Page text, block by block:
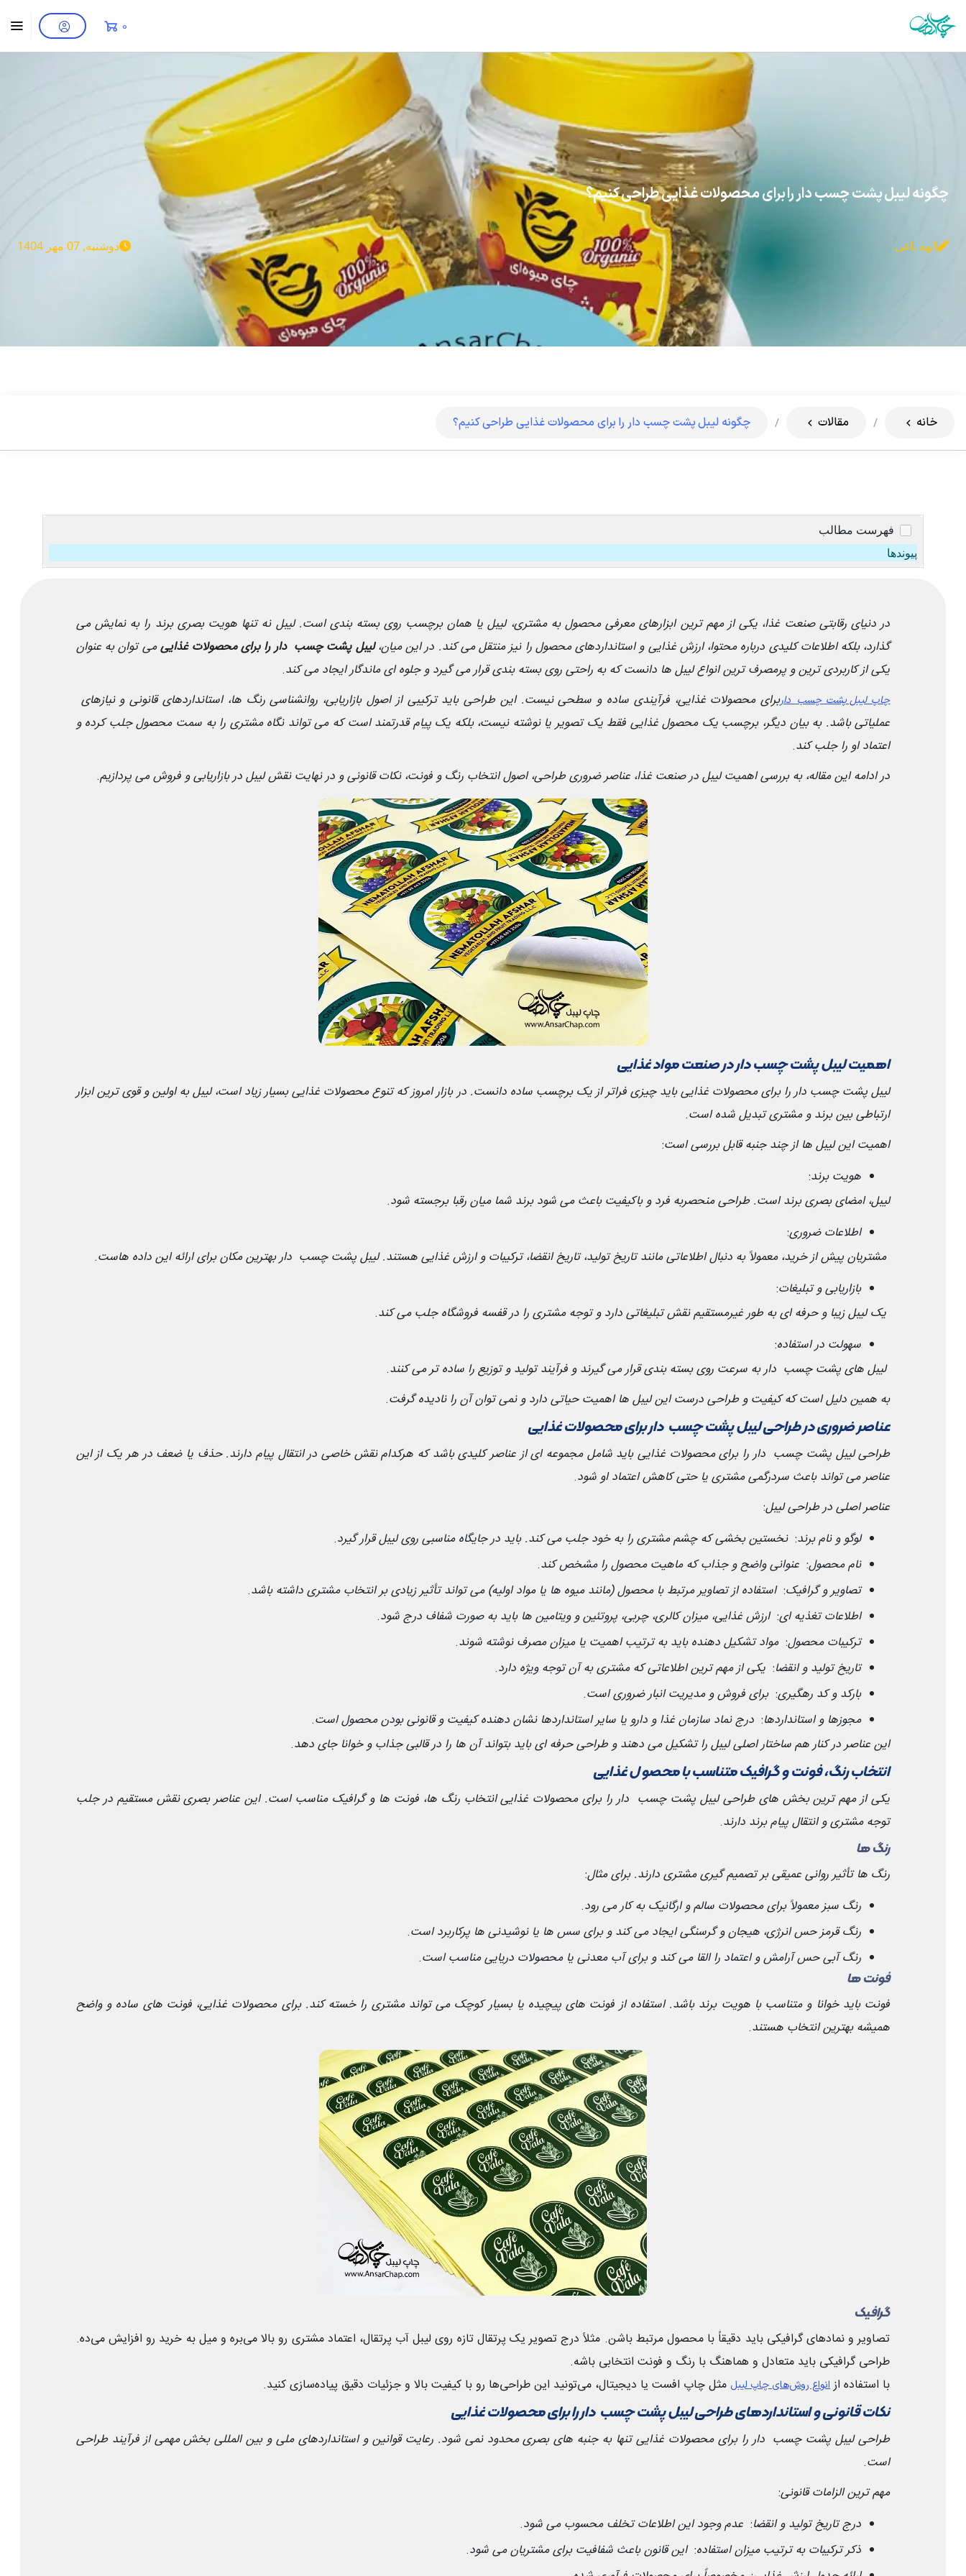
0
چگونه لیبل پشت چسب دار را برای محصولات غذایی طراحی کنیم؟
الهه باغی دوشنبه, 07 مهر 1404
خانه / مقالات / چگونه لیبل پشت چسب دار را برای محصولات غذایی طراحی کنیم؟
فهرست مطالب
پیوندها
در دنیای رقابتی صنعت غذا، یکی از مهم ترین ابزارهای معرفی محصول به مشتری، لیبل یا همان برچسب روی بسته بندی است. لیبل نه تنها هویت بصری برند را به نمایش می
گذارد، بلکه اطلاعات کلیدی درباره محتوا، ارزش غذایی و استانداردهای محصول را نیز منتقل می کند. در این میان،لیبل پشت چسب دار را برای محصولات غذاییمی توان به عنوان
یکی از کاربردی ترین و پرمصرف ترین انواع لیبل ها دانست که به راحتی روی بسته بندی قرار می گیرد و جلوه ای ماندگار ایجاد می کند.
چاپ لیبل پشت چسب دار
عملیاتی باشد. به بیان دیگر، برچسب یک محصول غذایی فقط یک تصویر یا نوشته نیست، بلکه یک پیام قدرتمند است که می تواند نگاه مشتری را به سمت محصول جلب کرده و
اعتماد او را جلب کند.
در ادامه این مقاله، به بررسی اهمیت لیبل در صنعت غذا، عناصر ضروری طراحی، اصول انتخاب رنگ و فونت، نکات قانونی و در نهایت نقش لیبل در بازاریابی و فروش می پردازیم.
اهمیت لیبل پشت چسب دار در صنعت مواد غذایی
لیبل پشت چسب دار را برای محصولات غذایی باید چیزی فراتر از یک برچسب ساده دانست. در بازار امروز که تنوع محصولات غذایی بسیار زیاد است، لیبل به اولین و قوی ترین ابزار
ارتباطی بین برند و مشتری تبدیل شده است.
اهمیت این لیبل ها از چند جنبه قابل بررسی است:
هویت برند:
لیبل، امضای بصری برند است. طراحی منحصربه فرد و باکیفیت باعث می شود برند شما میان رقبا برجسته شود.
اطلاعات ضروری:
مشتریان پیش از خرید، معمولاً به دنبال اطلاعاتی مانند تاریخ تولید، تاریخ انقضا، ترکیبات و ارزش غذایی هستند. لیبل پشت چسب دار بهترین مکان برای ارائه این داده هاست.
بازاریابی و تبلیغات:
یک لیبل زیبا و حرفه ای به طور غیرمستقیم نقش تبلیغاتی دارد و توجه مشتری را در قفسه فروشگاه جلب می کند.
سهولت در استفاده:
لیبل های پشت چسب دار به سرعت روی بسته بندی قرار می گیرند و فرآیند تولید و توزیع را ساده تر می کنند.
به همین دلیل است که کیفیت و طراحی درست این لیبل ها اهمیت حیاتی دارد و نمی توان آن را نادیده گرفت.
عناصر ضروری در طراحی لیبل پشت چسب دار برای محصولات غذایی
طراحی لیبل پشت چسب دار را برای محصولات غذایی باید شامل مجموعه ای از عناصر کلیدی باشد که هرکدام نقش خاصی در انتقال پیام دارند. حذف یا ضعف در هر یک از این
عناصر می تواند باعث سردرگمی مشتری یا حتی کاهش اعتماد او شود.
عناصر اصلی در طراحی لیبل:
لوگو و نام برند:نخستین بخشی که چشم مشتری را به خود جلب می کند. باید در جایگاه مناسبی روی لیبل قرار گیرد.
نام محصول: عنوانی واضح و جذاب که ماهیت محصول را مشخص کند.
تصاویر و گرافیک:استفاده از تصاویر مرتبط با محصول (مانند میوه ها یا مواد اولیه) می تواند تأثیر زیادی بر انتخاب مشتری داشته باشد.
اطلاعات تغذیه ای:ارزش غذایی، میزان کالری، چربی، پروتئین و ویتامین ها باید به صورت شفاف درج شود.
ترکیبات محصول:مواد تشکیل دهنده باید به ترتیب اهمیت یا میزان مصرف نوشته شوند.
تاریخ تولید و انقضا: یکی از مهم ترین اطلاعاتی که مشتری به آن توجه ویژه دارد.
بارکد و کد رهگیری:برای فروش و مدیریت انبار ضروری است.
مجوزها و استانداردها: درج نماد سازمان غذا و دارو یا سایر استانداردها نشان دهنده کیفیت و قانونی بودن محصول است.
این عناصر در کنار هم ساختار اصلی لیبل را تشکیل می دهند و طراحی حرفه ای باید بتواند آن ها را در قالبی جذاب و خوانا جای دهد.
انتخاب رنگ، فونت و گرافیک متناسب با محصول غذایی
یکی از مهم ترین بخش های طراحی لیبل پشت چسب دار را برای محصولات غذایی انتخاب رنگ ها، فونت ها و گرافیک مناسب است. این عناصر بصری نقش مستقیم در جلب
توجه مشتری و انتقال پیام برند دارند.
رنگ ها
رنگ ها تأثیر روانی عمیقی بر تصمیم گیری مشتری دارند. برای مثال:
رنگ سبز معمولاً برای محصولات سالم و ارگانیک به کار می رود.
رنگ قرمز حس انرژی، هیجان و گرسنگی ایجاد می کند و برای سس ها یا نوشیدنی ها پرکاربرد است.
رنگ آبی حس آرامش و اعتماد را القا می کند و برای آب معدنی یا محصولات دریایی مناسب است.
فونت ها
فونت باید خوانا و متناسب با هویت برند باشد. استفاده از فونت های پیچیده یا بسیار کوچک می تواند مشتری را خسته کند. برای محصولات غذایی، فونت های ساده و واضح
همیشه بهترین انتخاب هستند.
گرافیک
تصاویر و نمادهای گرافیکی باید دقیقاً با محصول مرتبط باشن. مثلاً درج تصویر یک پرتقال تازه روی لیبل آب پرتقال، اعتماد مشتری رو بالا می‌بره و میل به خرید رو افزایش می‌ده.
طراحی گرافیکی باید متعادل و هماهنگ با رنگ و فونت انتخابی باشه.
با استفاده ازانواع روش‌های چاپ لیبل مثل چاپ افست یا دیجیتال، می‌تونید این طراحی‌ها رو با کیفیت بالا و جزئیات دقیق پیاده‌سازی کنید.
نکات قانونی و استانداردهای طراحی لیبل پشت چسب دار را برای محصولات غذایی
طراحی لیبل پشت چسب دار را برای محصولات غذایی تنها به جنبه های بصری محدود نمی شود. رعایت قوانین و استانداردهای ملی و بین المللی بخش مهمی از فرآیند طراحی
است.
مهم ترین الزامات قانونی:
درج تاریخ تولید و انقضا: عدم وجود این اطلاعات تخلف محسوب می شود.
ذکر ترکیبات به ترتیب میزان استفاده:این قانون باعث شفافیت برای مشتریان می شود.